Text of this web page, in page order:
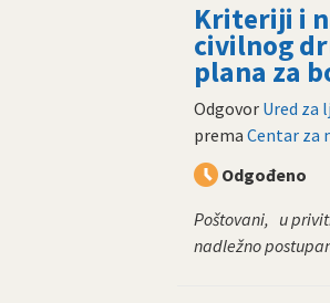
Kriteriji i
civilnog
plana za
Odgovor Ured za
prema Centar za
Odgođeno
Poštovani, u
nadležno